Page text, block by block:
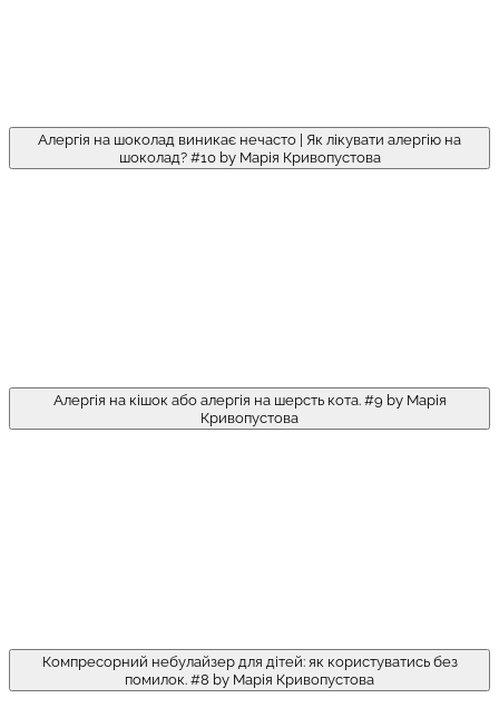
Алергія на шоколад виникає нечасто | Як лікувати алергію на
шоколад? #10 by Марія Кривопустова
Алергія на кішок або алергія на шерсть кота. #9 by Марія
Кривопустова
Компресорний небулайзер для дітей: як користуватись без
помилок. #8 by Марія Кривопустова